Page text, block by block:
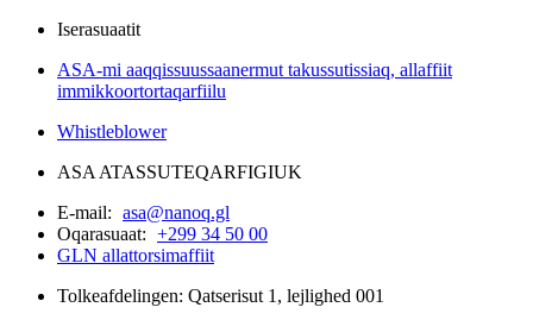
Iserasuaatit
ASA-mi aaqqissuussaanermut takussutissiaq, allaffiit
immikkoortortaqarfiilu
Whistleblower
ASA ATASSUTEQARFIGIUK
E-mail: asa@nanoq.gl
Oqarasuaat: +299 34 50 00
GLN allattorsimaffiit
Tolkeafdelingen: Qatserisut 1, lejlighed 001